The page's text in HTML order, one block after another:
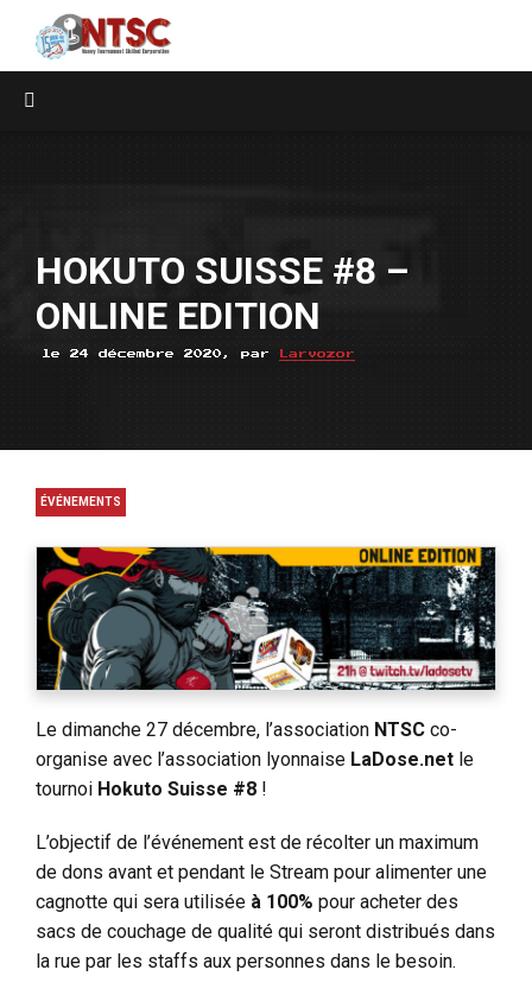
HOKUTO SUISSE #8 –
ONLINE EDITION
le 24 décembre 2020, par Larvozor
ÉVÉNEMENTS
Le dimanche 27 décembre, l’association NTSC co-
organise avec l’association lyonnaise LaDose.net le
tournoi Hokuto Suisse #8 !
L’objectif de l’événement est de récolter un maximum
de dons avant et pendant le Stream pour alimenter une
cagnotte qui sera utilisée à 100% pour acheter des
sacs de couchage de qualité qui seront distribués dans
la rue par les staffs aux personnes dans le besoin.